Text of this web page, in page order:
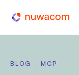
BLOG - MCP